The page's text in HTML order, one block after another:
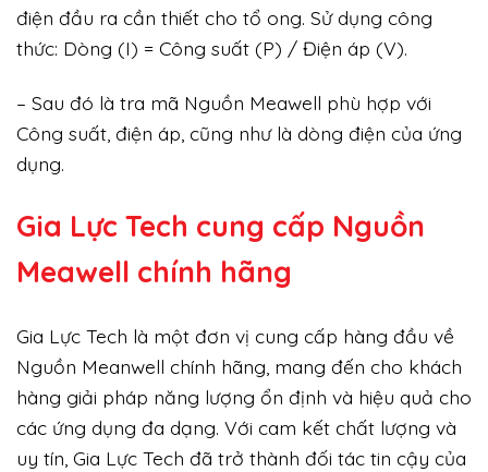
điện đầu ra cần thiết cho tổ ong. Sử dụng công
thức: Dòng (I) = Công suất (P) / Điện áp (V).
– Sau đó là tra mã Nguồn Meawell phù hợp với
Công suất, điện áp, cũng như là dòng điện của ứng
dụng.
Gia Lực Tech cung cấp Nguồn
Meawell chính hãng
Gia Lực Tech là một đơn vị cung cấp hàng đầu về
Nguồn Meanwell chính hãng, mang đến cho khách
hàng giải pháp năng lượng ổn định và hiệu quả cho
các ứng dụng đa dạng. Với cam kết chất lượng và
uy tín, Gia Lực Tech đã trở thành đối tác tin cậy của